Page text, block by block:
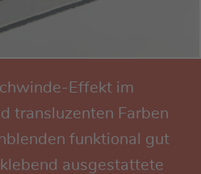
Effekt im
transluzenten Farben
funktional gut
ausgestattete